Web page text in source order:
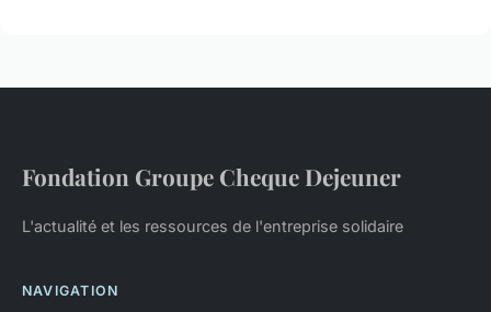
Fondation Groupe Cheque Dejeuner
L'actualité et les ressources de l'entreprise solidaire
NAVIGATION